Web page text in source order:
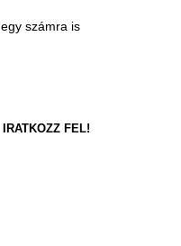
számra is